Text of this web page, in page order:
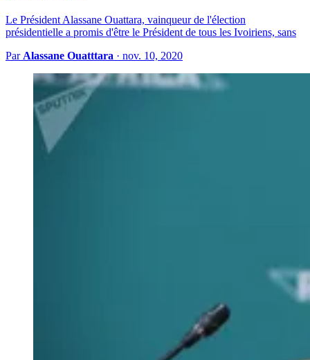
Le Président Alassane Ouattara, vainqueur de l'élection
présidentielle a promis d'être le Président de tous les Ivoiriens, sans
Par Alassane Ouatttara · nov. 10, 2020